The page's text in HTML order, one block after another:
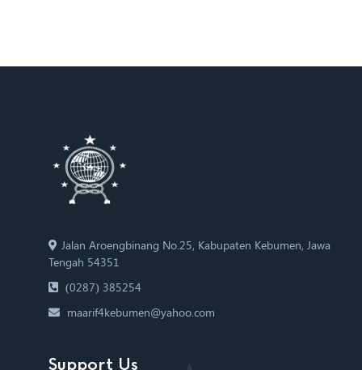
Jalan Aroengbinang No.25, Kabupaten Kebumen, Jawa
Tengah 54351
(0287) 385254
maarif4kebumen@yahoo.com
Support Us